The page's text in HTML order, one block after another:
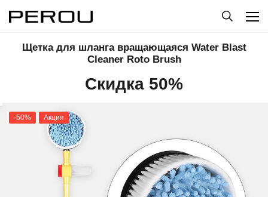
Щетка для шланга вращающаяся Water Blast
Cleaner Roto Brush
Скидка 50%
-50% Акция